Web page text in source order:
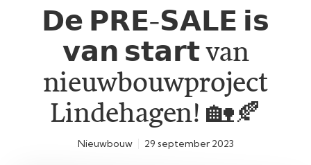
𝗗𝗲 𝗣𝗥𝗘-𝗦𝗔𝗟𝗘 𝗶𝘀
𝘃𝗮𝗻 𝘀𝘁𝗮𝗿𝘁 van
nieuwbouwproject
Lindehagen! 🏡🍂
Nieuwbouw 29 september 2023